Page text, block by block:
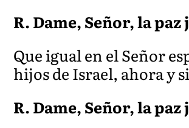
R. Dame, Señor, la
Que igual en el Señor
hijos de Israel, ahora y
R. Dame, Señor, la